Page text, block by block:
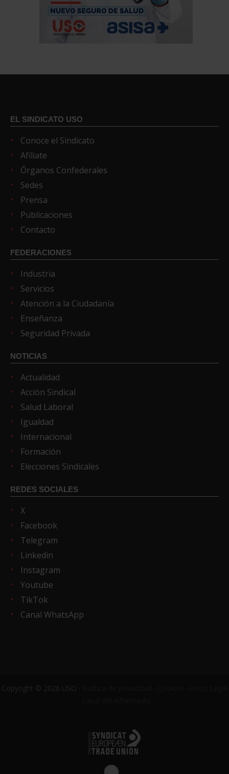
EL SINDICATO USO
Conoce el Sindicato
Afíliate
Órganos Confederales
Sedes
Prensa
Publicaciones
Contacto
FEDERACIONES
Industria
Servicios
Atención a la Ciudadanía
Enseñanza
Seguridad Privada
NOTICIAS
Actualidad
Acción Sindical
Salud Laboral
Igualdad
Internacional
Formación
Elecciones Sindicales
REDES SOCIALES
X
Facebook
Telegram
Linkedin
Instagram
Youtube
TikTok
Canal WhatsApp
Copyright © 2026 USO ·